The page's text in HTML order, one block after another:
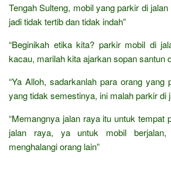
Tengah Sulteng, mobil yang parkir di
jadi tidak tertib dan tidak indah”
“Beginikah etika kita? parkir mobil di
kacau, marilah kita ajarkan sopan santun
“Ya Alloh, sadarkanlah para orang yang
yang tidak semestinya, ini malah parkir di
“Memangnya jalan raya itu untuk tempat
jalan raya, ya untuk mobil
menghalangi orang lain”